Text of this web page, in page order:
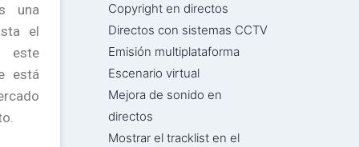
una
el
este
está
Copyright en directos
Directos con sistemas CCTV
Emisión multiplataforma
Escenario virtual
Mejora de sonido en
directos
Mostrar el tracklist en el